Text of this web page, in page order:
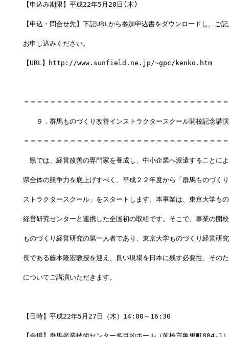
【申込み期限】平成22年5月20日(木)
【申込・問合せ先】下記URLから参加申込書をダウンロードし、ご
お申し込みください。
【URL】http://www.sunfield.ne.jp/~gpc/kenko.htm
＝＝＝＝＝＝＝＝＝＝＝＝＝＝＝＝＝＝＝＝＝＝＝＝＝＝＝＝＝＝
９．群馬ものづくり改善インストラクタースクール開校記念講
＝＝＝＝＝＝＝＝＝＝＝＝＝＝＝＝＝＝＝＝＝＝＝＝＝＝＝＝＝＝
県では、経営改善の専門家を養成し、中小企業へ派遣することに
県全体の競争力を底上げすべく、平成２２年度から「群馬ものづく
ストラクタースクール」をスタートします。本事業は、東京大学も
経営研究センターと連携した全国初の取組です。そこで、事業の開
ものづくり経営研究の第一人者であり、東京大学ものづくり経営研
長である藤本隆宏教授を迎え、良い現場を日本に残す必要性、その
についてご講演いただきます。
【日時】平成22年5月27日（木）14:00～16:30